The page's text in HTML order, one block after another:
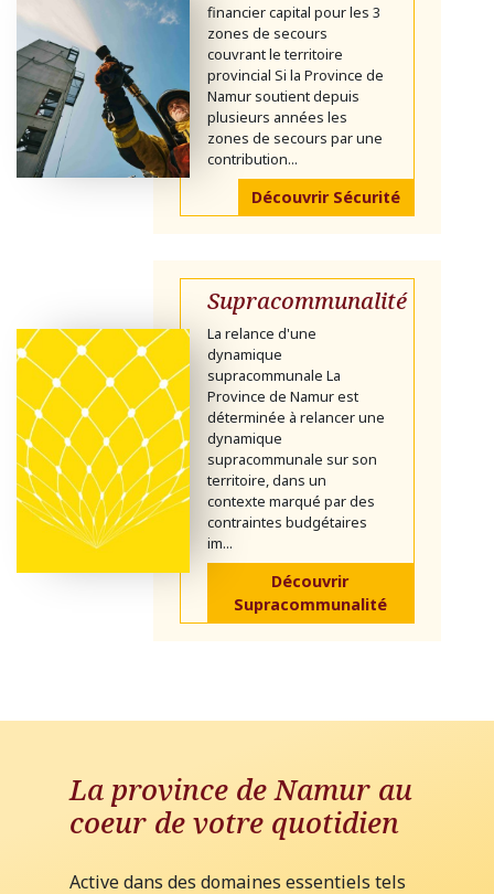
financier capital pour les 3
zones de secours
couvrant le territoire
provincial Si la Province de
Namur soutient depuis
plusieurs années les
zones de secours par une
contribution...
Découvrir Sécurité
Supracommunalité
La relance d'une
dynamique
supracommunale La
Province de Namur est
déterminée à relancer une
dynamique
supracommunale sur son
territoire, dans un
contexte marqué par des
contraintes budgétaires
im...
Découvrir
Supracommunalité
La province de Namur au
coeur de votre quotidien
Active dans des domaines essentiels tels